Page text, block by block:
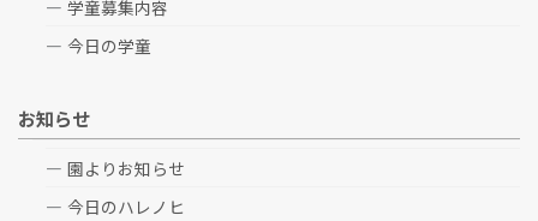
学童募集内容
今日の学童
お知らせ
園よりお知らせ
今日のハレノヒ